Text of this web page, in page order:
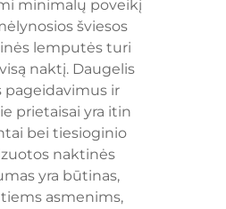
minimalų poveikį
šviesos
lemputės turi
naktį. Daugelis
ir
prietaisai yra itin
bei tiesioginio
naktinės
yra būtinas,
asmenims,